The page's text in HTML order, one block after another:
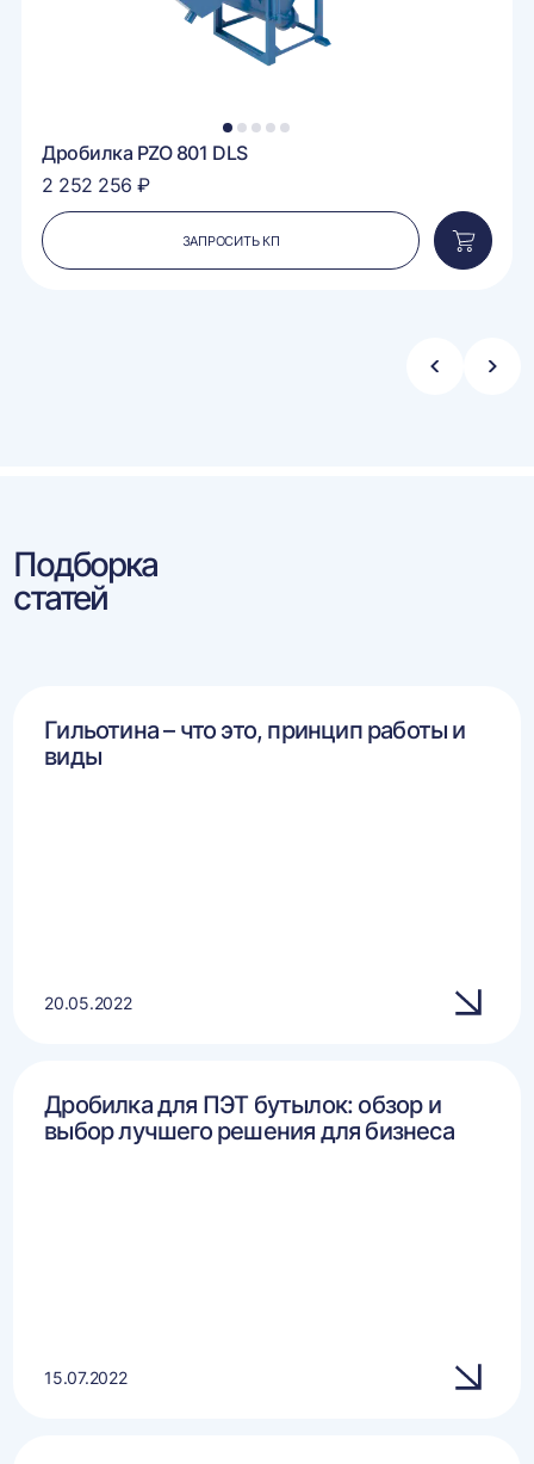
1 2 3 4 5
Дробилка PZO 801 DLS
2 252 256 ₽
ЗАПРОСИТЬ КП
в
Стрелка
Подборка
статей
Гильотина – что это, принцип работы и
виды
20.05.2022
Дробилка для ПЭТ бутылок: обзор и
выбор лучшего решения для бизнеса
15.07.2022